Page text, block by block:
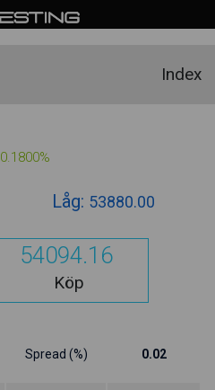
Index
0.1800%
Låg: 53880.00
54094.16
Köp
Spread (%) 0.02